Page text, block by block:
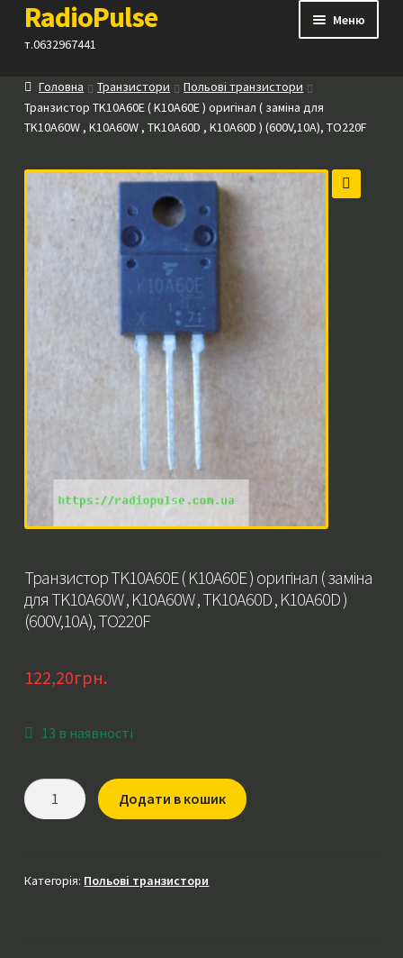
Перейти
до
Перейти
до
RadioPulse
т.0632967441
Меню
Каталог
Контакти
Прайс
Посилання
Головна Транзистори
Польові транзистори
Транзистор TK10A60E ( K10A60E ) оригінал ( заміна для
TK10A60W , K10A60W , TK10A60D , K10A60D ) (600V,10A), TO220F
Транзистор TK10A60E ( K10A60E ) оригінал ( заміна
для TK10A60W , K10A60W , TK10A60D , K10A60D )
(600V,10A), TO220F
122,20грн.
13 в наявності
Транзистор
TK10A60E
)
Додати в кошик
Категорія: Польові транзистори